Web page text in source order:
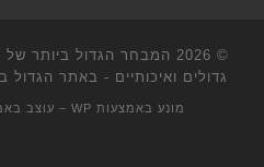
© 2026
המבחר הגדול ביותר של
גדולים ואיכותיים - באתר הגדול
מונע באמצעות WP – עוצב